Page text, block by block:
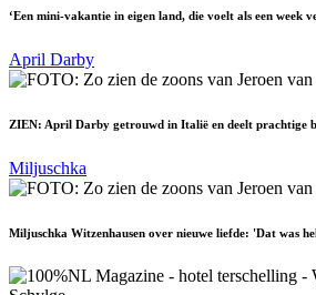
‘Een mini-vakantie in eigen land, die voelt als een week
April Darby
ZIEN: April Darby getrouwd in Italië en deelt prachtige
Miljuschka
Miljuschka Witzenhausen over nieuwe liefde: 'Dat was